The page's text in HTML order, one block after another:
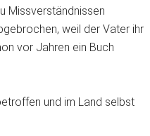
Missverständnissen
weil der Vater ihr
vor Jahren ein Buch
und im Land selbst